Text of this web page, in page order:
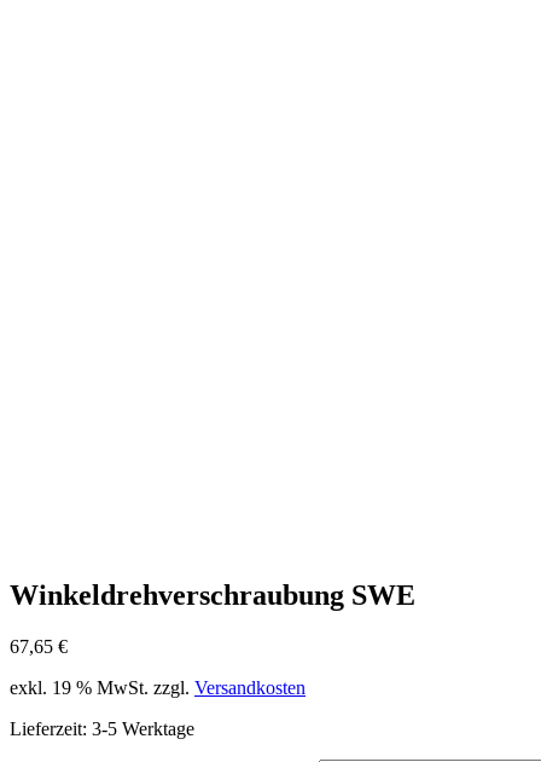
Winkeldrehverschraubung SWE
67,65 €
exkl. 19 % MwSt. zzgl. Versandkosten
Lieferzeit: 3-5 Werktage